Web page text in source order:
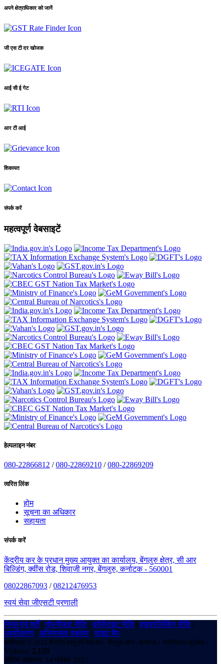
अपने क्षेत्राधिकार को जानें
जी एस टी दर खोजक
आई सी ई गेट
आर टी आई
शिकायत
संपर्क करें
महत्वपूर्ण वेबसाइटें
हेल्पलाइन नंबर
080-22866812 /080-22869210 /080-22869209
त्वरित लिंक
होम
सूचना का अधिकार
सहायता
संपर्क करें
केंद्रीय कर के प्रधान मुख्य आयुक्त का कार्यालय, बेंगलुरु क्षेत्र, सी आर
बिल्डिंग, क्वींस रोड, शिवाजी नगर, बेंगलुरु, कर्नाटक - 560001
08022867093 /08212476953
स्वयं सेवा जीएसटी प्रणाली
नियम एवं शर्तें|गोपनीयता नीति|कॉपीराइट नीति|हाइपरलिंकिंग नीति|
अस्वीकरण | अभिगम्यता वक्तव्य |साइट मैप
कॉपीराइट © 2025 केंद्रीय वस्तु एवं सेवा कर - बेंगलुरु ज़ोन - कर्नाटक। सर्वाधिकार सुरक्षित।
Visitors: 2,129
अंतिम अद्यतन: 14 नवंबर 2025